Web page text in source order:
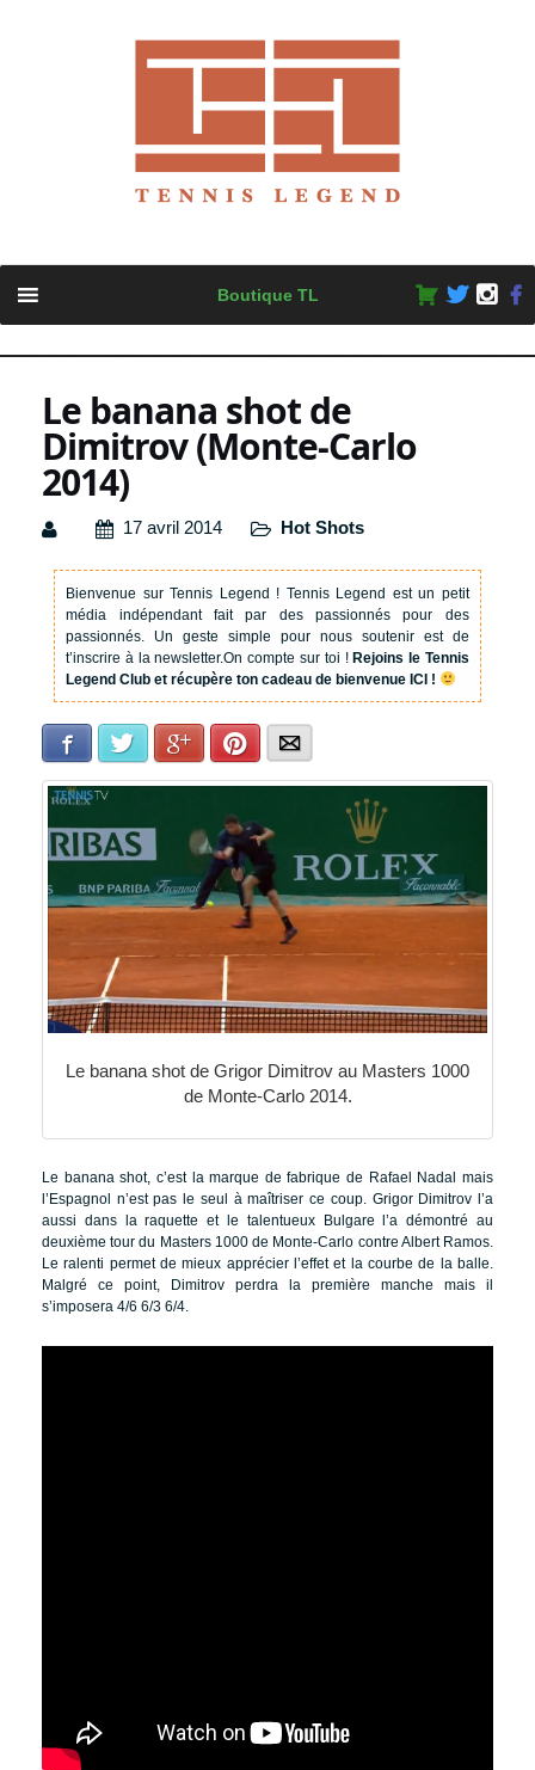
content
Boutique TL
Le banana shot de
Dimitrov (Monte-Carlo
2014)
17 avril 2014 Hot Shots
Bienvenue sur Tennis Legend ! Tennis Legend est un petit
média indépendant fait par des passionnés pour des
passionnés. Un geste simple pour nous soutenir est de
t’inscrire à la newsletter.On compte sur toi !Rejoins le Tennis
Legend Club et récupère ton cadeau de bienvenue ICI !
Facebook Twitter Google+Pinterest
Le banana shot de Grigor Dimitrov au Masters 1000
de Monte-Carlo 2014.
Le banana shot, c’est la marque de fabrique de Rafael Nadal mais
l’Espagnol n’est pas le seul à maîtriser ce coup. Grigor Dimitrov l’a
aussi dans la raquette et le talentueux Bulgare l’a démontré au
deuxième tour du Masters 1000 de Monte-Carlo contre Albert Ramos.
Le ralenti permet de mieux apprécier l’effet et la courbe de la balle.
Malgré ce point, Dimitrov perdra la première manche mais il
s’imposera 4/6 6/3 6/4.